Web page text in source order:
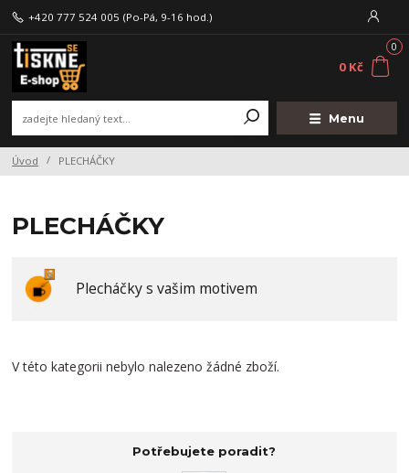
Menu
+420 777 524 005 (Po-Pá, 9-16 hod.)
0
0 Kč
Úvod PLECHÁČKY
PLECHÁČKY
Plecháčky s vašim motivem
V této kategorii nebylo nalezeno žádné zboží.
Potřebujete poradit?